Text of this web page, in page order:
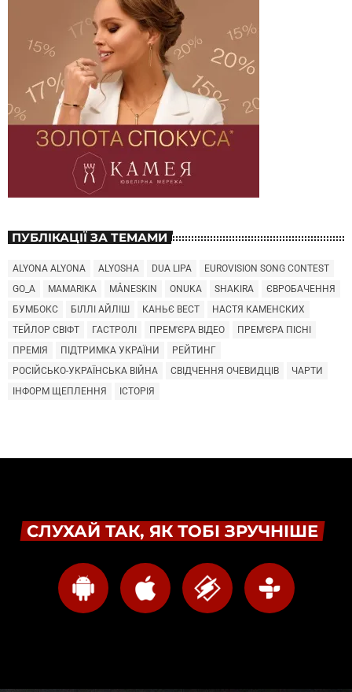
ПУБЛІКАЦІЇ ЗА ТЕМАМИ
ALYONA ALYONA ALYOSHA DUA LIPA
EUROVISION SONG CONTEST
GO_A
MAMARIKA MÅNESKIN ONUKA SHAKIRA
ЄВРОБАЧЕННЯ
БУМБОКС
БІЛЛІ АЙЛІШ КАНЬЄ ВЕСТ
НАСТЯ КАМЕНСКИХ
ТЕЙЛОР СВІФТ
ГАСТРОЛІ ПРЕМ'ЄРА ВІДЕО
ПРЕМ'ЄРА ПІСНІ
ПРЕМІЯ
ПІДТРИМКА УКРАЇНИ
РЕЙТИНГ
РОСІЙСЬКО-УКРАЇНСЬКА ВІЙНА
СВІДЧЕННЯ ОЧЕВИДЦІВ
ЧАРТИ
ІНФОРМ ЩЕПЛЕННЯ
ІСТОРІЯ
СЛУХАЙ ТАК, ЯК ТОБІ ЗРУЧНІШЕ